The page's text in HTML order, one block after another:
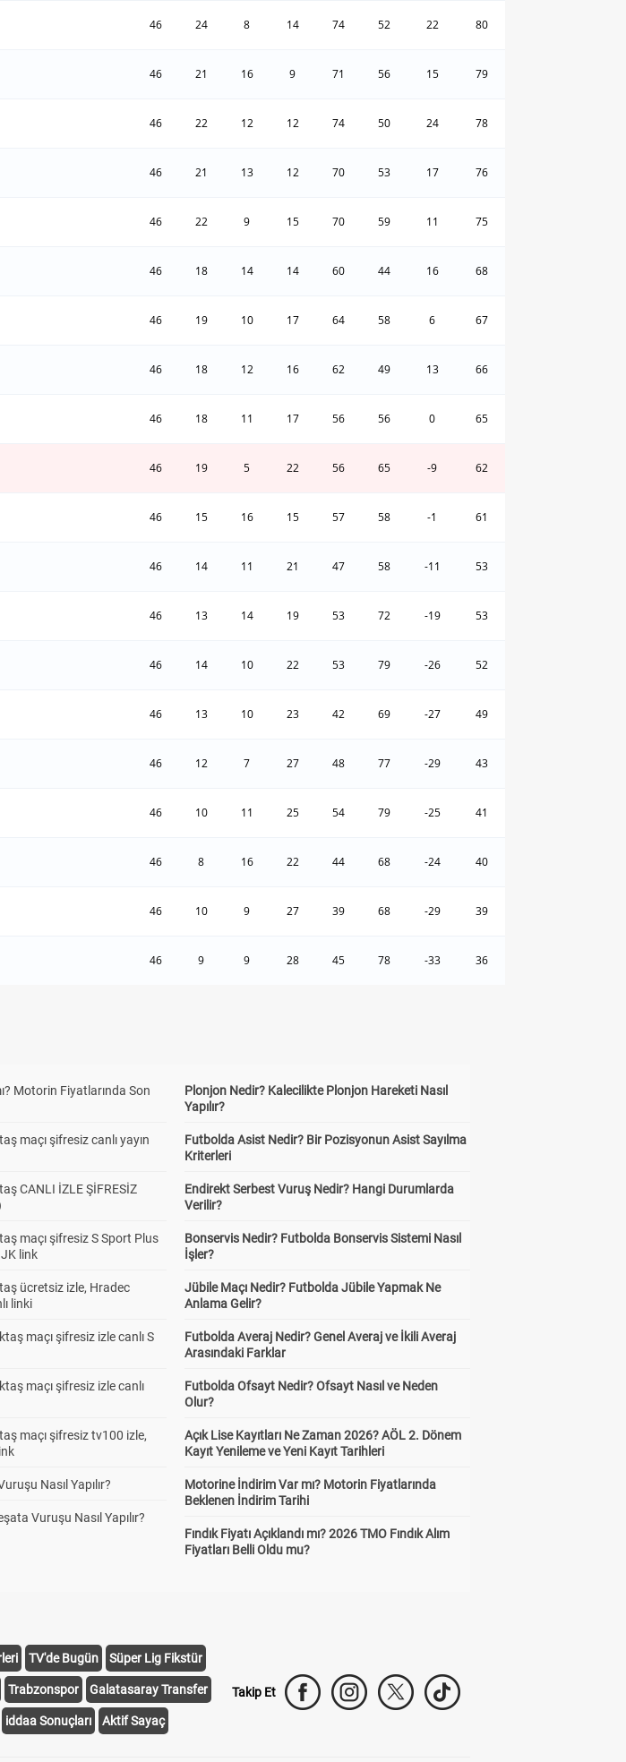
46 24 8 14 74 52 22 80
46 21 16 9 71 56 15 79
46 22 12 12 74 50 24 78
46 21 13 12 70 53 17 76
46 22 9 15 70 59 11 75
46 18 14 14 60 44 16 68
46 19 10 17 64 58 6 67
46 18 12 16 62 49 13 66
46 18 11 17 56 56 0 65
46 19 5 22 56 65 -9 62
46 15 16 15 57 58 -1 61
46 14 11 21 47 58 -11 53
46 13 14 19 53 72 -19 53
46 14 10 22 53 79 -26 52
46 13 10 23 42 69 -27 49
46 12 7 27 48 77 -29 43
46 10 11 25 54 79 -25 41
46 8 16 22 44 68 -24 40
46 10 9 27 39 68 -29 39
46 9 9 28 45 78 -33 36
Motorin Fiyatlarında Son
maçı şifresiz canlı yayın
CANLI İZLE ŞİFRESİZ
maçı şifresiz S Sport Plus
link
ücretsiz izle, Hradec
linki
maçı şifresiz izle canlı S
maçı şifresiz izle canlı
maçı şifresiz tv100 izle,
Nasıl Yapılır?
Vuruşu Nasıl Yapılır?
Plonjon Nedir? Kalecilikte Plonjon Hareketi Nasıl
Yapılır?
Futbolda Asist Nedir? Bir Pozisyonun Asist Sayılma
Kriterleri
Endirekt Serbest Vuruş Nedir? Hangi Durumlarda
Verilir?
Bonservis Nedir? Futbolda Bonservis Sistemi Nasıl
İşler?
Jübile Maçı Nedir? Futbolda Jübile Yapmak Ne
Anlama Gelir?
Futbolda Averaj Nedir? Genel Averaj ve İkili Averaj
Arasındaki Farklar
Futbolda Ofsayt Nedir? Ofsayt Nasıl ve Neden
Olur?
Açık Lise Kayıtları Ne Zaman 2026? AÖL 2. Dönem
Kayıt Yenileme ve Yeni Kayıt Tarihleri
Motorine İndirim Var mı? Motorin Fiyatlarında
Beklenen İndirim Tarihi
Fındık Fiyatı Açıklandı mı? 2026 TMO Fındık Alım
Fiyatları Belli Oldu mu?
TV'de Bugün Süper Lig Fikstür
Trabzonspor Galatasaray Transfer
iddaa Sonuçları Aktif Sayaç
Takip Et